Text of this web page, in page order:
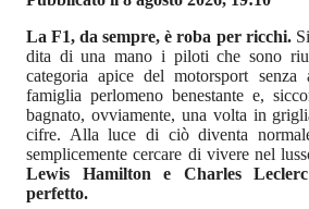
La F1, da sempre, è roba per ricchi.
dita di una mano i piloti che sono
categoria apice del motorsport senza
famiglia perlomeno benestante e,
bagnato, ovviamente, una volta in
cifre. Alla luce di ciò diventa
semplicemente cercare di vivere nel
Lewis Hamilton e Charles
perfetto.